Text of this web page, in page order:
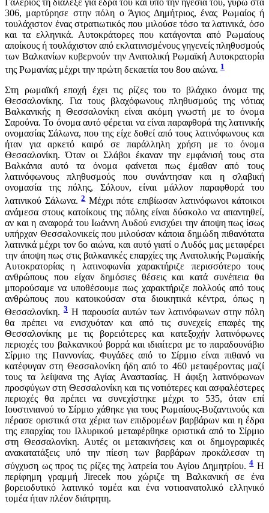
Γαλέριος τη διάλεξε για έδρα του και υπό την ηγεσία του, γύρω στα
306, μαρτύρησε στην πόλη ο Άγιος Δημήτριος, ένας Ρωμαίος ή
τουλάχιστον ένας στρατιωτικός που μιλούσε τόσο τα λατινικά, όσο
και τα ελληνικά. Αυτοκράτορες που κατάγονται από Ρωμαίους
αποίκους ή τουλάχιστον από εκλατινισμένους γηγενείς πληθυσμούς
των Βαλκανίων κυβερνούν την Ανατολική Ρωμαϊκή Αυτοκρατορία
της Ρωμανίας μέχρι την πρώτη δεκαετία του 8ου αιώνα. 1
Στη ρωμαϊκή εποχή έχει τις ρίζες του το βλάχικο όνομα της
Θεσσαλονίκης. Για τους βλαχόφωνους πληθυσμούς της νότιας
Βαλκανικής η Θεσσαλονίκη είναι ακόμη γνωστή με το όνομα
Σαρούνα. Το όνομα αυτό φέρεται να είναι παραφθορά της λατινικής
ονομασίας Σάλωνα, που της είχε δοθεί από τους λατινόφωνους και
ήταν για αρκετό καιρό σε παράλληλη χρήση με το όνομα
Θεσσαλονίκη. Όταν οι Σλάβοι έκαναν την εμφάνισή τους στα
Βαλκάνια αυτό τα όνομα φαίνεται πως έμαθαν από τους
λατινόφωνους πληθυσμούς που συνάντησαν και η σλαβική
ονομασία της πόλης, Σόλουν, είναι μάλλον παραφθορά του
λατινικού Σάλωνα.2Μέχρι πότε επιβίωσαν λατινόφωνοι κάτοικοι
ανάμεσα στους κατοίκους της πόλης είναι δύσκολο να απαντηθεί,
αν και η αναφορά του Ιωάννη Λυδού ενισχύει την άποψη πως ίσως
υπήρχαν Θεσσαλονικείς που μιλούσαν κάποια δημώδη πιθανότατα
λατινικά μέχρι τον 6ο αιώνα, και αυτό γιατί ο Λυδός μας μεταφέρει
την άποψη πως στις βαλκανικές επαρχίες της Ανατολικής Ρωμαϊκής
Αυτοκρατορίας η λατινοφωνία χαρακτήριζε περισσότερο τους
ανθρώπους που είχαν δημόσιες θέσεις και κατά συνέπεια θα
μπορούσαμε να υποθέσουμε πως χαρακτήριζε πολλούς από τους
ανθρώπους που κατοικούσαν στα διοικητικά κέντρα, όπως η
Θεσσαλονίκη. 3 Η παρουσία αυτών των λατινόφωνων στην πόλη
θα πρέπει να ενισχυόταν και από τις συνεχείς επαφές της
Θεσσαλονίκης με τις βορειότερες και κατεξοχήν λατινόφωνες
περιοχές του βαλκανικού βορρά και ιδιαίτερα με το παραδουνάβιο
Σίρμιο της Παννονίας. Φυγάδες από το Σίρμιο είναι πιθανό να
κατέφυγαν στη Θεσσαλονίκη ήδη από το 460 μεταφέροντας μαζί
τους τα λείψανα της Αγίας Αναστασίας. Η άφιξη λατινόφωνων
προσφύγων στη Θεσσαλονίκη και τις νοτιότερες και ασφαλέστερες
περιοχές θα πρέπει να συνεχίστηκε μέχρι το 535, όταν επί
Ιουστινιανού το Σίρμιο χάθηκε για τους Ρωμαίους-Βυζαντινούς και
πέρασε οριστικά στα χέρια των επιδρομέων βαρβάρων και η έδρα
της επαρχίας του Ιλλυρικού μεταφέρθηκε οριστικά από το Σίρμιο
στη Θεσσαλονίκη. Αυτές οι μετακινήσεις και οι δημογραφικές
ανακατατάξεις υπό την πίεση των βαρβάρων προκάλεσαν τη
σύγχυση ως προς τις ρίζες της λατρεία του Αγίου Δημητρίου.4Η
περίφημη γραμμή Jirecek που χώριζε τη Βαλκανική σε ένα
βορειοδυτικό λατινικό τομέα και ένα νοτιοανατολικό ελληνικό
τομέα ήταν πλέον διάτρητη.